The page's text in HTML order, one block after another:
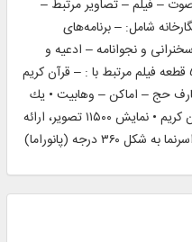
– فیلم – تصاویر مرتبط –
شامل: – برنامه‌های
و نجوانامه – ادعیه و
زیارات – اشعار • ۷۳۹ قطعه صوت و ۵۴ قطعه فیلم مرتبط با : – قرآن کریم
حج – اماکن – وهابیت • یك
دوره ترتیل و یک دوره تحقیق کامل قرآن کریم • نمایش ۱۱۵۰۰ تصویر، ارائه